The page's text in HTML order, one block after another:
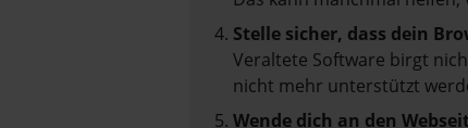
Stelle sicher, dass dein
Veraltete Software birgt
nicht mehr unterstützt
Wende dich an den